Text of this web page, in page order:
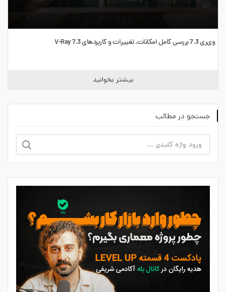
وی‌ری 7.3 بررسی کامل امکانات، تغییرات و کاربردهای V-Ray 7.3
بیشتر بخوانید
جستجو در مطالب